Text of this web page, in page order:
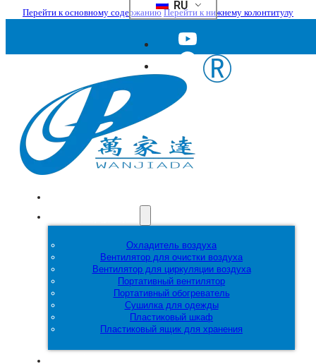
Перейти к основному содержаниюПерейти к нижнему колонтитулу
RU
Охладитель воздуха
Вентилятор для очистки воздуха
Вентилятор для циркуляции воздуха
Портативный вентилятор
Портативный обогреватель
Сушилка для одежды
Пластиковый шкаф
Пластиковый ящик для хранения